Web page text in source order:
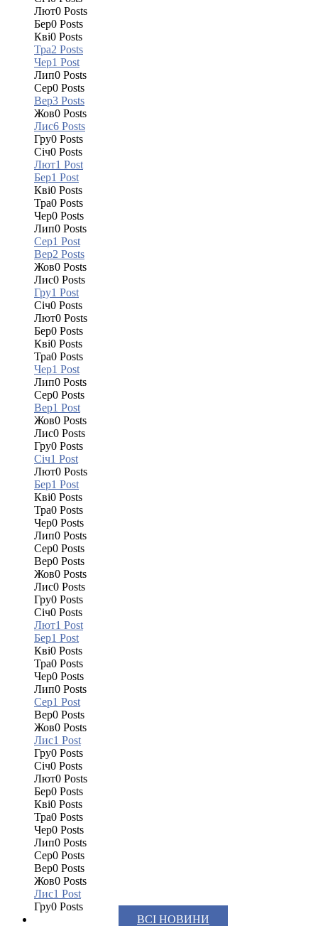
Лют0 Posts
Бер0 Posts
Кві0 Posts
Тра2 Posts
Чер1 Post
Лип0 Posts
Сер0 Posts
Вер3 Posts
Жов0 Posts
Лис6 Posts
Гру0 Posts
Січ0 Posts
Лют1 Post
Бер1 Post
Кві0 Posts
Тра0 Posts
Чер0 Posts
Лип0 Posts
Сер1 Post
Вер2 Posts
Жов0 Posts
Лис0 Posts
Гру1 Post
Січ0 Posts
Лют0 Posts
Бер0 Posts
Кві0 Posts
Тра0 Posts
Чер1 Post
Лип0 Posts
Сер0 Posts
Вер1 Post
Жов0 Posts
Лис0 Posts
Гру0 Posts
Січ1 Post
Лют0 Posts
Бер1 Post
Кві0 Posts
Тра0 Posts
Чер0 Posts
Лип0 Posts
Сер0 Posts
Вер0 Posts
Жов0 Posts
Лис0 Posts
Гру0 Posts
Січ0 Posts
Лют1 Post
Бер1 Post
Кві0 Posts
Тра0 Posts
Чер0 Posts
Лип0 Posts
Сер1 Post
Вер0 Posts
Жов0 Posts
Лис1 Post
Гру0 Posts
Січ0 Posts
Лют0 Posts
Бер0 Posts
Кві0 Posts
Тра0 Posts
Чер0 Posts
Лип0 Posts
Сер0 Posts
Вер0 Posts
Жов0 Posts
Лис1 Post
Гру0 Posts
ВСІ НОВИНИ